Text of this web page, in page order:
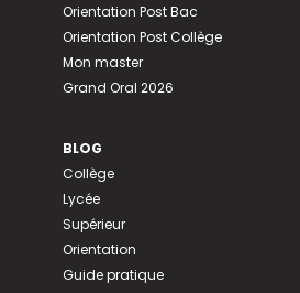
Orientation Post Bac
Orientation Post Collège
Mon master
Grand Oral 2026
BLOG
Collège
Lycée
Supérieur
Orientation
Guide pratique